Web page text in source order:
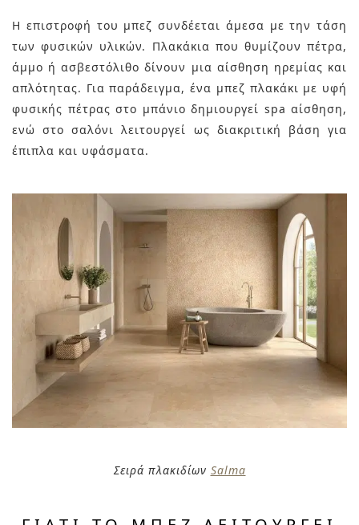
Η επιστροφή του μπεζ συνδέεται άμεσα με την τάση
των φυσικών υλικών. Πλακάκια που θυμίζουν πέτρα,
άμμο ή ασβεστόλιθο δίνουν μια αίσθηση ηρεμίας και
απλότητας. Για παράδειγμα, ένα μπεζ πλακάκι με υφή
φυσικής πέτρας στο μπάνιο δημιουργεί spa αίσθηση,
ενώ στο σαλόνι λειτουργεί ως διακριτική βάση για
έπιπλα και υφάσματα.
Σειρά πλακιδίων Salma